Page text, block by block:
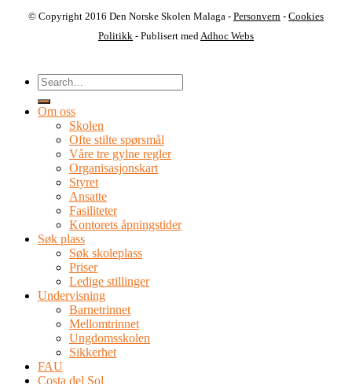
© Copyright 2016 Den Norske Skolen Malaga - Personvern - Cookies
Politikk - Publisert med Adhoc Webs
Om oss
Skolen
Ofte stilte spørsmål
Våre tre gylne regler
Organisasjonskart
Styret
Ansatte
Fasiliteter
Kontorets åpningstider
Søk plass
Søk skoleplass
Priser
Ledige stillinger
Undervisning
Barnetrinnet
Mellomtrinnet
Ungdomsskolen
Sikkerhet
FAU
Costa del Sol